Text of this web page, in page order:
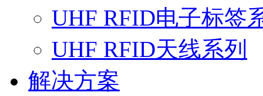
UHF RFID电子标签
UHF RFID天线系列
解决方案